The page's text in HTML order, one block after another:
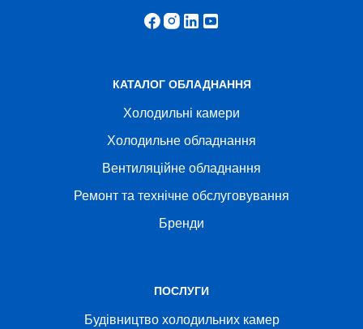
КАТАЛОГ ОБЛАДНАННЯ
Холодильні камери
Холодильне обладнання
Вентиляційне обладнання
Ремонт та технічне обслуговування
Бренди
ПОСЛУГИ
Будівництво холодильних камер